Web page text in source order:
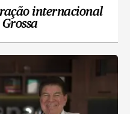
internacional